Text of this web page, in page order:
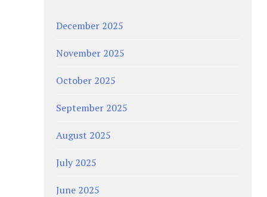
December 2025
November 2025
October 2025
September 2025
August 2025
July 2025
June 2025